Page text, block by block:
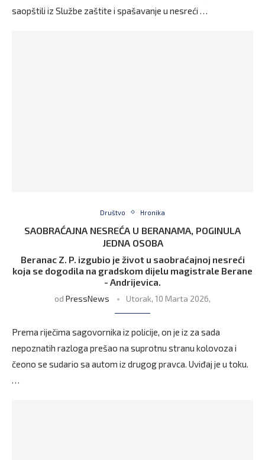
saopštili iz Službe zaštite i spašavanje u nesreći …
Društvo Hronika
SAOBRAĆAJNA NESREĆA U BERANAMA, POGINULA
JEDNA OSOBA
Beranac Z. P. izgubio je život u saobraćajnoj nesreći
koja se dogodila na gradskom dijelu magistrale Berane
- Andrijevica.
od PressNews Utorak, 10 Marta 2026,
Prema riječima sagovornika iz policije, on je iz za sada
nepoznatih razloga prešao na suprotnu stranu kolovoza i
čeono se sudario sa autom iz drugog pravca. Uviđaj je u toku.
…